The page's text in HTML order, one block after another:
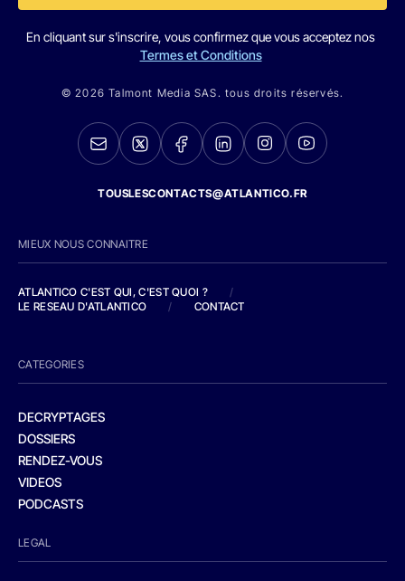
En cliquant sur s'inscrire, vous confirmez que vous acceptez nos
Termes et Conditions
© 2026 Talmont Media SAS. tous droits réservés.
TOUSLESCONTACTS@ATLANTICO.FR
MIEUX NOUS CONNAITRE
ATLANTICO C'EST QUI, C'EST QUOI ?
/
LE RESEAU D'ATLANTICO
/ CONTACT
CATEGORIES
DECRYPTAGES
DOSSIERS
RENDEZ-VOUS
VIDEOS
PODCASTS
LEGAL